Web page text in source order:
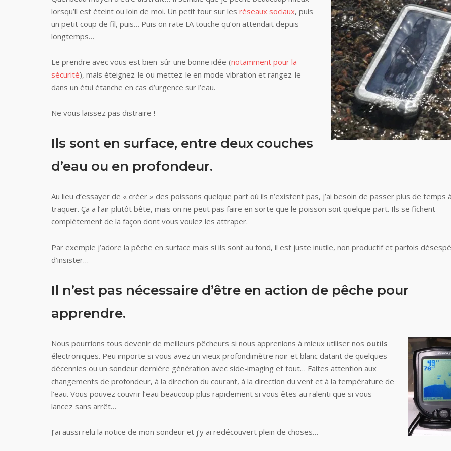
lorsqu’il est éteint ou loin de moi. Un petit tour sur les réseaux sociaux, puis
un petit coup de fil, puis… Puis on rate LA touche qu’on attendait depuis
longtemps…
Le prendre avec vous est bien-sûr une bonne idée (notamment pour la
sécurité), mais éteignez-le ou mettez-le en mode vibration et rangez-le
dans un étui étanche en cas d’urgence sur l’eau.
Ne vous laissez pas distraire !
Ils sont en surface, entre deux couches
d’eau ou en profondeur.
Au lieu d’essayer de « créer » des poissons quelque part où ils n’existent pas, j’ai besoin de passer plus de temps
traquer. Ça a l’air plutôt bête, mais on ne peut pas faire en sorte que le poisson soit quelque part. Ils se fichent
complètement de la façon dont vous voulez les attraper.
Par exemple j’adore la pêche en surface mais si ils sont au fond, il est juste inutile, non productif et parfois
d’insister…
Il n’est pas nécessaire d’être en action de pêche pour
apprendre.
Nous pourrions tous devenir de meilleurs pêcheurs si nous apprenions à mieux utiliser nos outils
électroniques. Peu importe si vous avez un vieux profondimètre noir et blanc datant de quelques
décennies ou un sondeur dernière génération avec side-imaging et tout… Faites attention aux
changements de profondeur, à la direction du courant, à la direction du vent et à la température de
l’eau. Vous pouvez couvrir l’eau beaucoup plus rapidement si vous êtes au ralenti que si vous
lancez sans arrêt…
J’ai aussi relu la notice de mon sondeur et j’y ai redécouvert plein de choses…